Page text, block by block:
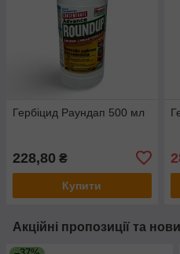
Гербіцид Раундап 500 мл
228,80 ₴
Купити
Акційні пропозиції та